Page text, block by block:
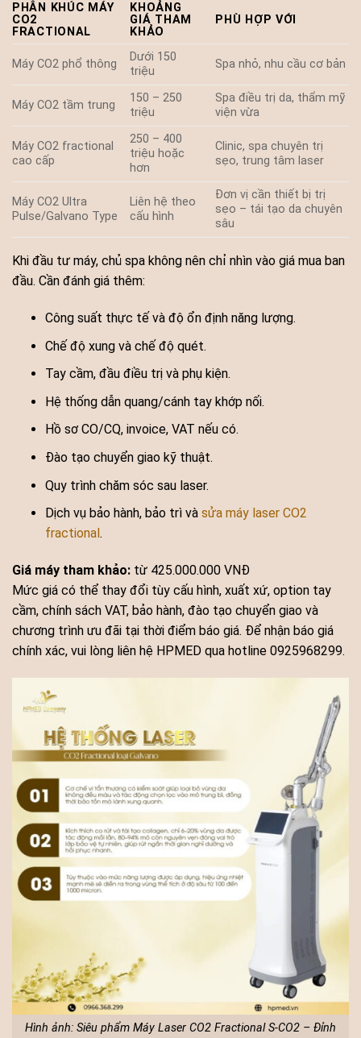
PHÂN KHÚC MÁY
CO2
FRACTIONAL
KHOẢNG
GIÁ THAM
KHẢO
PHÙ HỢP VỚI
Máy CO2 phổ thông
Dưới 150
triệu
Spa nhỏ, nhu cầu cơ bản
Máy CO2 tầm trung
150 – 250
triệu
Spa điều trị da, thẩm mỹ
viện vừa
Máy CO2 fractional
cao cấp
250 – 400
triệu hoặc
hơn
Clinic, spa chuyên trị
sẹo, trung tâm laser
Máy CO2 Ultra
Pulse/Galvano Type
Liên hệ theo
cấu hình
Đơn vị cần thiết bị trị
sẹo – tái tạo da chuyên
sâu
Khi đầu tư máy, chủ spa không nên chỉ nhìn vào giá mua ban
đầu. Cần đánh giá thêm:
Công suất thực tế và độ ổn định năng lượng.
Chế độ xung và chế độ quét.
Tay cầm, đầu điều trị và phụ kiện.
Hệ thống dẫn quang/cánh tay khớp nối.
Hồ sơ CO/CQ, invoice, VAT nếu có.
Đào tạo chuyển giao kỹ thuật.
Quy trình chăm sóc sau laser.
Dịch vụ bảo hành, bảo trì và sửa máy laser CO2
fractional.
Giá máy tham khảo: từ 425.000.000 VNĐ
Mức giá có thể thay đổi tùy cấu hình, xuất xứ, option tay
cầm, chính sách VAT, bảo hành, đào tạo chuyển giao và
chương trình ưu đãi tại thời điểm báo giá. Để nhận báo giá
chính xác, vui lòng liên hệ HPMED qua hotline 0925968299.
Hình ảnh: Siêu phẩm Máy Laser CO2 Fractional S-CO2 – Đỉnh